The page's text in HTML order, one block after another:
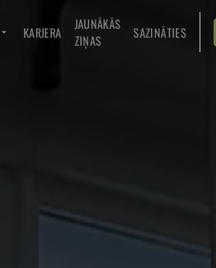
KARJERA
JAUNĀKĀS
ZIŅAS
SAZINĀTIES